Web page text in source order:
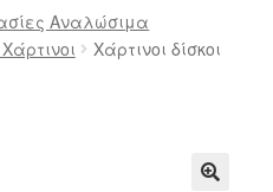
Χονδρικής
Αναλώσιμα
Χάρτινοι δίσκοι